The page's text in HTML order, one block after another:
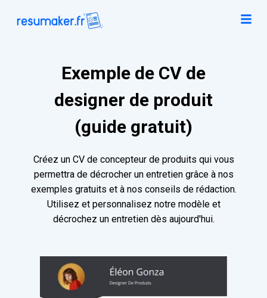
Exemple de CV de
designer de produit
(guide gratuit)
Créez un CV de concepteur de produits qui vous
permettra de décrocher un entretien grâce à nos
exemples gratuits et à nos conseils de rédaction.
Utilisez et personnalisez notre modèle et
décrochez un entretien dès aujourd'hui.